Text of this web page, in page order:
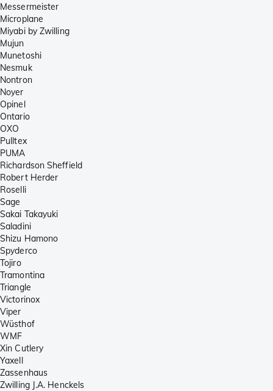
Messermeister
Microplane
Miyabi by Zwilling
Mujun
Munetoshi
Nesmuk
Nontron
Noyer
Opinel
Ontario
OXO
Pulltex
PUMA
Richardson Sheffield
Robert Herder
Roselli
Sage
Sakai Takayuki
Saladini
Shizu Hamono
Spyderco
Tojiro
Tramontina
Triangle
Victorinox
Viper
Wüsthof
WMF
Xin Cutlery
Yaxell
Zassenhaus
Zwilling J.A. Henckels